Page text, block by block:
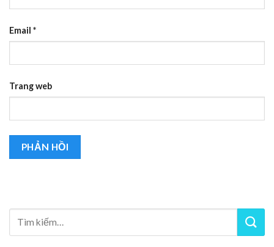
Email *
Trang web